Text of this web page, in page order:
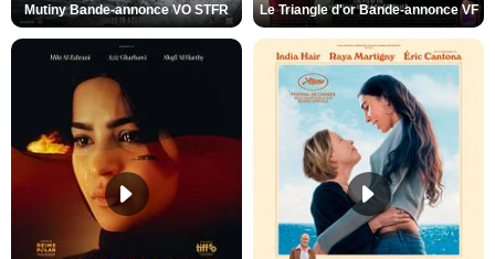
Mutiny Bande-annonce VO STFR Le Triangle d'or Bande-annonce VF